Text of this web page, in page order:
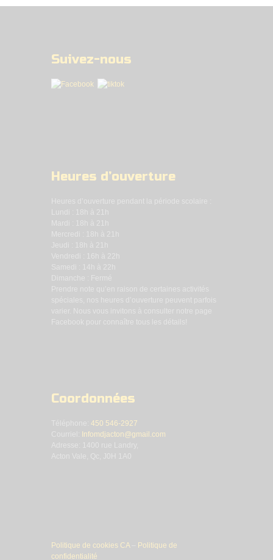
Suivez-nous
Heures d’ouverture
Heures d’ouverture pendant la période scolaire :
Lundi : 18h à 21h
Mardi : 18h à 21h
Mercredi : 18h à 21h
Jeudi : 18h à 21h
Vendredi : 16h à 22h
Samedi : 14h à 22h
Dimanche : Fermé
Prendre note qu’en raison de certaines activités
spéciales, nos heures d’ouverture peuvent parfois
varier. Nous vous invitons à consulter notre page
Facebook pour connaître tous les détails!
Coordonnées
Téléphone: 450 546-2927
Courriel:
Infomdjacton@gmail.com
Adresse: 1400 rue Landry,
Acton Vale, Qc, J0H 1A0
Politique de cookies CA–
Politique de
confidentialité